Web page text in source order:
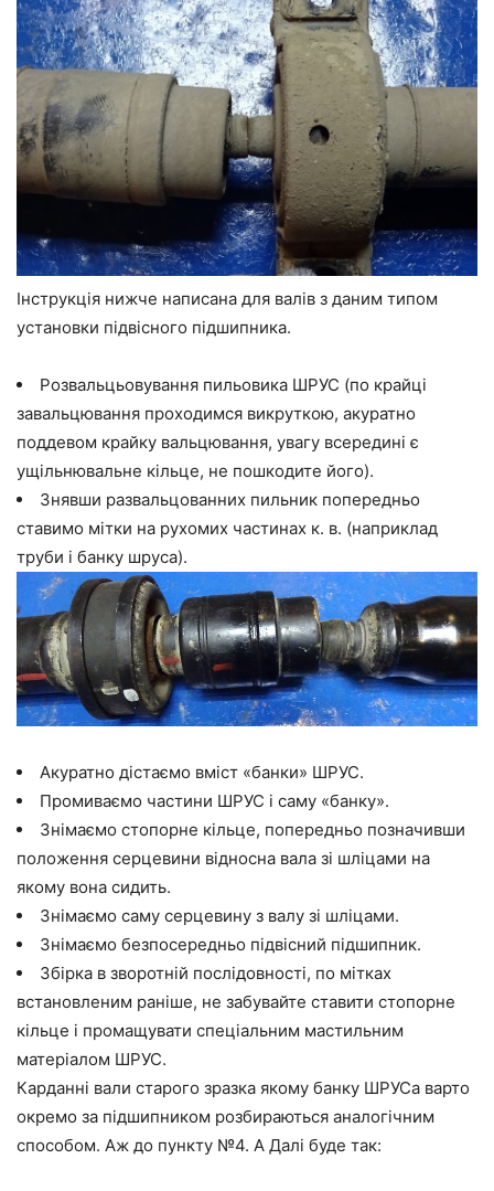
Інструкція нижче написана для валів з даним типом
установки підвісного підшипника.
Розвальцьовування пильовика ШРУС (по крайці
завальцювання проходимся викруткою, акуратно
поддевом крайку вальцювання, увагу всередині є
ущільнювальне кільце, не пошкодите його).
Знявши развальцованних пильник попередньо
ставимо мітки на рухомих частинах к. в. (наприклад
труби і банку шруса).
Акуратно дістаємо вміст «банки» ШРУС.
Промиваємо частини ШРУС і саму «банку».
Знімаємо стопорне кільце, попередньо позначивши
положення серцевини відносна вала зі шліцами на
якому вона сидить.
Знімаємо саму серцевину з валу зі шліцами.
Знімаємо безпосередньо підвісний підшипник.
Збірка в зворотній послідовності, по мітках
встановленим раніше, не забувайте ставити стопорне
кільце і промащувати спеціальним мастильним
матеріалом ШРУС.
Карданні вали старого зразка якому банку ШРУСа варто
окремо за підшипником розбираються аналогічним
способом. Аж до пункту №4. А Далі буде так: